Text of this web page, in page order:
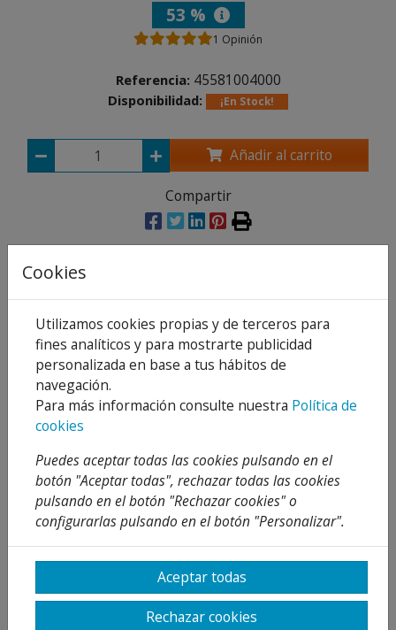
53 %
1 Opinión
Referencia: 45581004000
Disponibilidad: ¡En Stock!
Añadir al carrito
Compartir
Descripción
Detalles
Adjuntos
Opiniones
1
Una propuesta que respeta la esencia de un
pasado no muy lejano. Esta colección es la
recuperación de una pieza sólida y de carácter
vestida de elegancia, versatilidad y comodidad.
Redefine lo clásico para hacerlo atemporal y
resistente a cualquier moda. Porque lo
práctico siempre vuelve.
*SIN LAVADERO (SOLO MUEBLE)
Cookies
Utilizamos cookies propias y de terceros para
fines analíticos y para mostrarte publicidad
personalizada en base a tus hábitos de
navegación.
Para más información consulte nuestra Política de
cookies
Puedes aceptar todas las cookies pulsando en el
botón "Aceptar todas", rechazar todas las cookies
pulsando en el botón "Rechazar cookies" o
configurarlas pulsando en el botón "Personalizar".
Aceptar todas
Rechazar cookies